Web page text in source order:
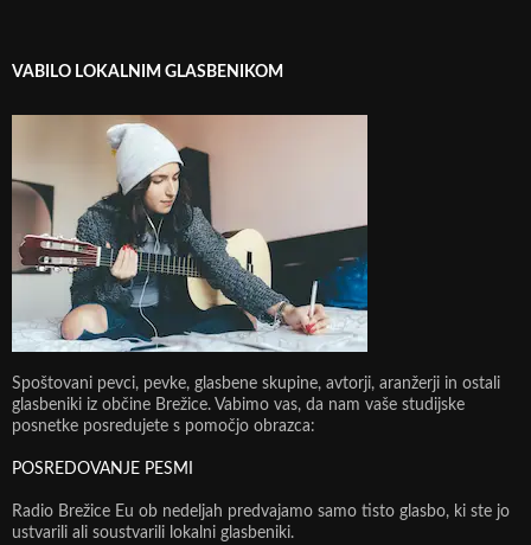
VABILO LOKALNIM GLASBENIKOM
Spoštovani pevci, pevke, glasbene skupine, avtorji, aranžerji in ostali
glasbeniki iz občine Brežice. Vabimo vas, da nam vaše studijske
posnetke posredujete s pomočjo obrazca:
POSREDOVANJE PESMI
Radio Brežice Eu ob nedeljah predvajamo samo tisto glasbo, ki ste jo
ustvarili ali soustvarili lokalni glasbeniki.